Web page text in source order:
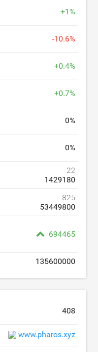
+1%
-10.6%
+0.4%
+0.7%
0%
0%
22
1429180
825
53449800
694465
135600000
408
www.pharos.xyz